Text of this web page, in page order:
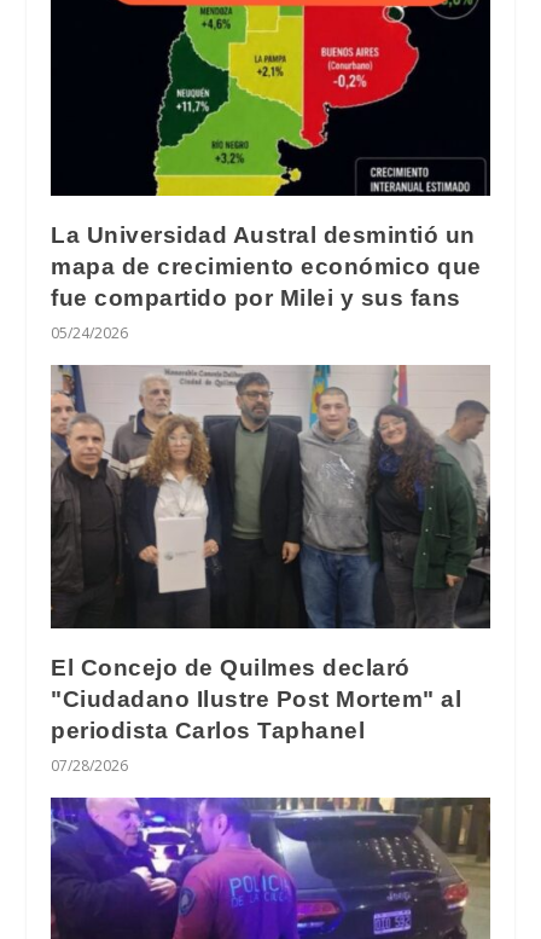
La Universidad Austral desmintió un
mapa de crecimiento económico que
fue compartido por Milei y sus fans
05/24/2026
El Concejo de Quilmes declaró
"Ciudadano Ilustre Post Mortem" al
periodista Carlos Taphanel
07/28/2026